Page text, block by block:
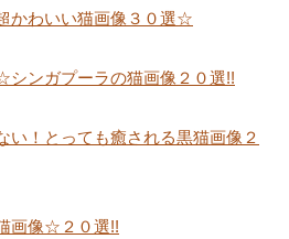
かわいい猫画像３０選☆
ンガプーラの猫画像２０選!!
い！とっても癒される黒猫画像２
画像☆２０選!!